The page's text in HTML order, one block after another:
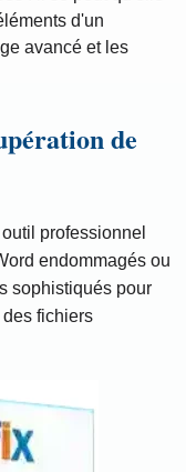
d'un
avancé et les
de
professionnel
endommagés ou
sophistiqués pour
fichiers